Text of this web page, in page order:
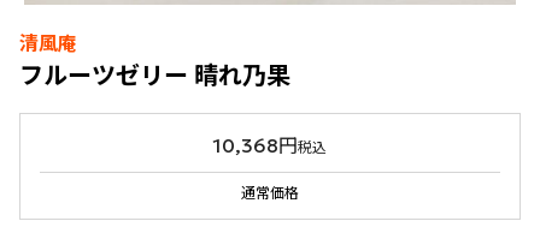
清風庵
フルーツゼリー 晴れ乃果
10,368円税込
通常価格